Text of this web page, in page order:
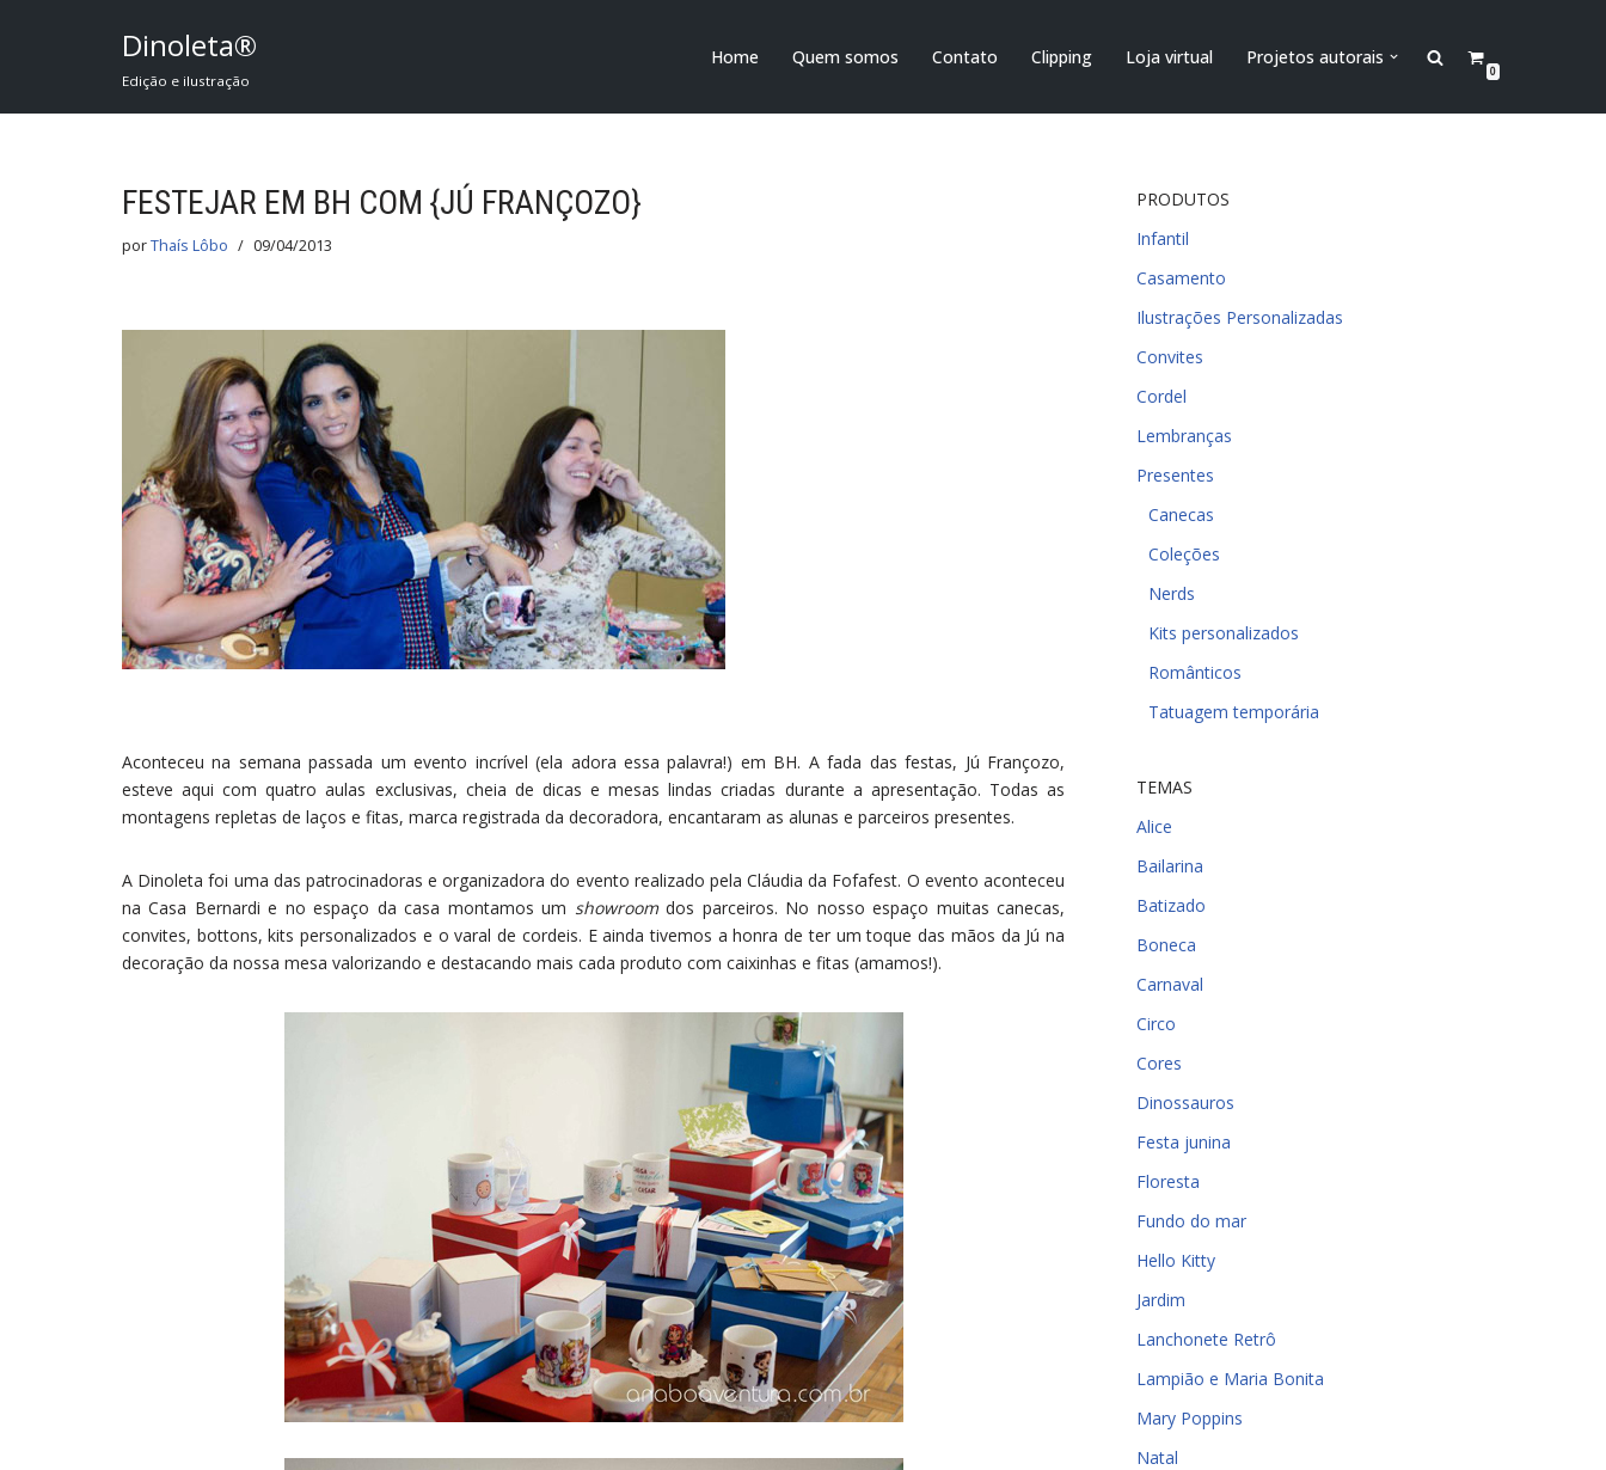
o
Dinoleta®
Edição e ilustração
Home Quem somos Contato Clipping Loja virtual Projetos autorais
0
FESTEJAR EM BH COM {JÚ FRANÇOZO}
porThaís Lôbo 09/04/2013
Aconteceu na semana passada um evento incrível (ela adora essa palavra!) em BH. A fada das festas, Jú Françozo,
esteve aqui com quatro aulas exclusivas, cheia de dicas e mesas lindas criadas durante a apresentação. Todas as
montagens repletas de laços e fitas, marca registrada da decoradora, encantaram as alunas e parceiros presentes.
A Dinoleta foi uma das patrocinadoras e organizadora do evento realizado pela Cláudia da Fofafest. O evento aconteceu
na Casa Bernardi e no espaço da casa montamos um showroomdos parceiros. No nosso espaço muitas canecas,
convites, bottons, kits personalizados e o varal de cordeis. E ainda tivemos a honra de ter um toque das mãos da Jú na
decoração da nossa mesa valorizando e destacando mais cada produto com caixinhas e fitas (amamos!).
PRODUTOS
Infantil
Casamento
Ilustrações Personalizadas
Convites
Cordel
Lembranças
Presentes
Canecas
Coleções
Nerds
Kits personalizados
Românticos
Tatuagem temporária
TEMAS
Alice
Bailarina
Batizado
Boneca
Carnaval
Circo
Cores
Dinossauros
Festa junina
Floresta
Fundo do mar
Hello Kitty
Jardim
Lanchonete Retrô
Lampião e Maria Bonita
Mary Poppins
Natal